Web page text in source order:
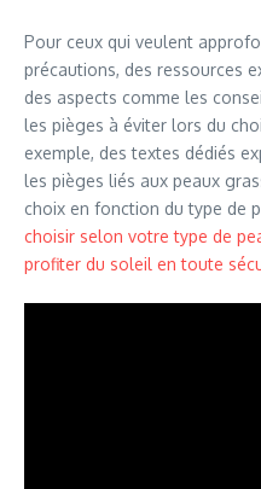
Pour ceux qui veulent
précautions, des ressources
des aspects comme les
les pièges à éviter lors du
exemple, des textes dédiés
les pièges liés aux peaux
choix en fonction du type de
choisir selon votre type de
profiter du soleil en toute